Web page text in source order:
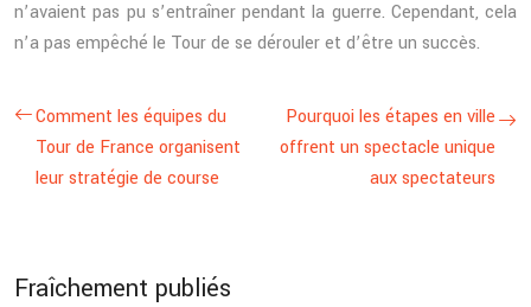
n’avaient pas pu s’entraîner pendant la guerre. Cependant, cela
n’a pas empêché le Tour de se dérouler et d’être un succès.
Comment les équipes du
Tour de France organisent
leur stratégie de course
Pourquoi les étapes en ville
offrent un spectacle unique
aux spectateurs
Fraîchement publiés